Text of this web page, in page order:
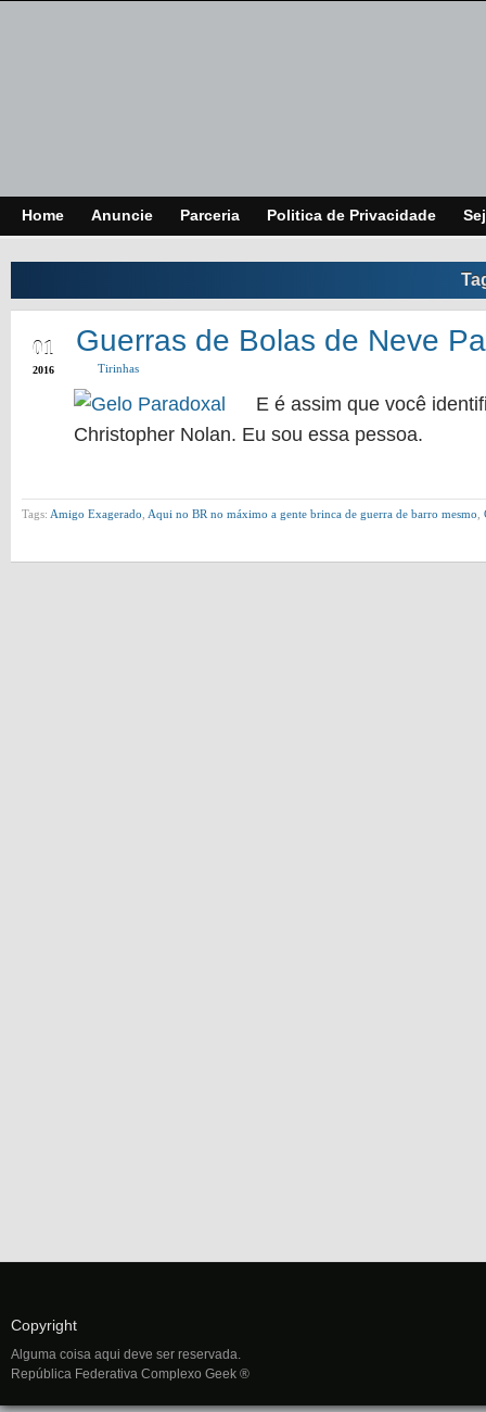
Home Anuncie Parceria Politica de Privacidade
01
2016
Guerras de Bolas de Neve
Tirinhas
E é assim que você
Christopher Nolan. Eu sou essa pessoa.
Tags: Amigo Exagerado Aqui no BR no máximo a gente brinca de guerra de barro mesmo
Copyright
Alguma coisa aqui deve ser reservada.
República Federativa Complexo Geek ®